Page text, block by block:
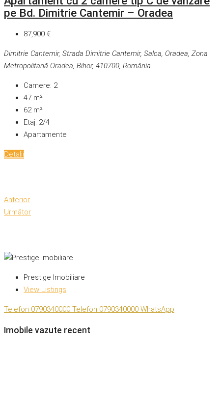
pe Bd. Dimitrie Cantemir – Oradea
87,900 €
Dimitrie Cantemir, Strada Dimitrie Cantemir, Salca, Oradea, Zona
Metropolitană Oradea, Bihor, 410700, România
Camere: 2
47 m²
62m²
Etaj: 2/4
Apartamente
Detalii
Anterior
Următor
Prestige Imobiliare
View Listings
Telefon 0790340000 Telefon 0790340000 WhatsApp
Imobile vazute recent